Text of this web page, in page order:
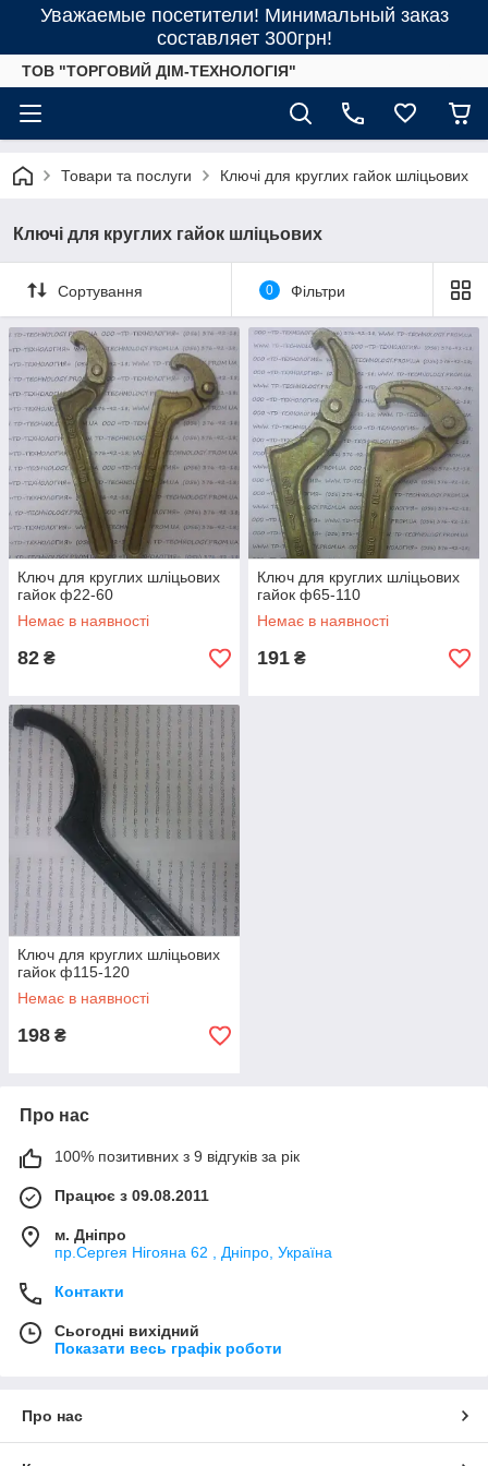
Уважаемые посетители! Минимальный заказ
составляет 300грн!
ТОВ "ТОРГОВИЙ ДІМ-ТЕХНОЛОГІЯ"
Товари та послуги Ключі для круглих гайок шліцьових
Ключі для круглих гайок шліцьових
Сортування 0 Фільтри
Ключ для круглих шліцьових
гайок ф22-60
Немає в наявності
82 ₴
Ключ для круглих шліцьових
гайок ф65-110
Немає в наявності
191 ₴
Ключ для круглих шліцьових
гайок ф115-120
Немає в наявності
198 ₴
Про нас
100% позитивних з 9 відгуків за рік
Працює з 09.08.2011
м. Дніпро
пр.Сергея Нігояна 62 , Дніпро, Україна
Контакти
Сьогодні вихідний
Показати весь графік роботи
Про нас